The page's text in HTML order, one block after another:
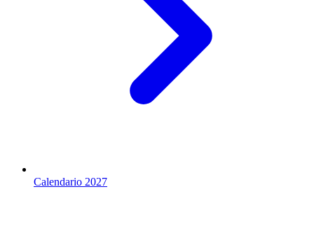
Calendario 2027